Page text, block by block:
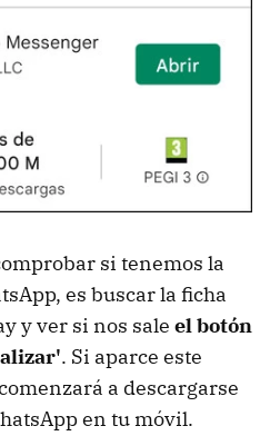
si tenemos la
es buscar la ficha
y ver si nos sale el botón
. Si aparce este
a descargarse
en tu móvil.